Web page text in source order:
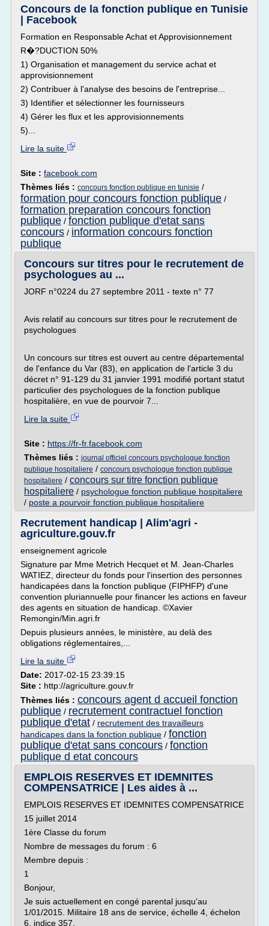
Concours de la fonction publique en Tunisie
| Facebook
Formation en Responsable Achat et Approvisionnement
R�?DUCTION 50%
1) Organisation et management du service achat et
approvisionnement
2) Contribuer à l'analyse des besoins de l'entreprise...
3) Identifier et sélectionner les fournisseurs
4) Gérer les flux et les approvisionnements
5)...
Lire la suite
Site : facebook.com
Thèmes liés : concours fonction publique en tunisie /
formation pour concours fonction publique /
formation preparation concours fonction
publique / fonction publique d'etat sans
concours / information concours fonction
publique
Concours sur titres pour le recrutement de
psychologues au ...
JORF n°0224 du 27 septembre 2011 - texte n° 77
Avis relatif au concours sur titres pour le recrutement de
psychologues
Un concours sur titres est ouvert au centre départemental
de l'enfance du Var (83), en application de l'article 3 du
décret n° 91-129 du 31 janvier 1991 modifié portant statut
particulier des psychologues de la fonction publique
hospitalière, en vue de pourvoir 7...
Lire la suite
Site : https://fr-fr.facebook.com
Thèmes liés : journal officiel concours psychologue fonction
publique hospitaliere / concours psychologue fonction publique
hospitaliere / concours sur titre fonction publique
hospitaliere / psychologue fonction publique hospitaliere
/ poste a pourvoir fonction publique hospitaliere
Recrutement handicap | Alim'agri -
agriculture.gouv.fr
enseignement agricole
Signature par Mme Metrich Hecquet et M. Jean-Charles
WATIEZ, directeur du fonds pour l'insertion des personnes
handicapées dans la fonction publique (FIPHFP) d'une
convention pluriannuelle pour financer les actions en faveur
des agents en situation de handicap. ©Xavier
Remongin/Min.agri.fr
Depuis plusieurs années, le ministère, au delà des
obligations réglementaires,...
Lire la suite
Date: 2017-02-15 23:39:15
Site : http://agriculture.gouv.fr
Thèmes liés : concours agent d accueil fonction
publique / recrutement contractuel fonction
publique d'etat / recrutement des travailleurs
handicapes dans la fonction publique / fonction
publique d'etat sans concours / fonction
publique d etat concours
EMPLOIS RESERVES ET IDEMNITES
COMPENSATRICE | Les aides à ...
EMPLOIS RESERVES ET IDEMNITES COMPENSATRICE
15 juillet 2014
1ère Classe du forum
Nombre de messages du forum : 6
Membre depuis :
1
Bonjour,
Je suis actuellement en congé parental jusqu'au
1/01/2015. Militaire 18 ans de service, échelle 4, échelon
6, indice 357.